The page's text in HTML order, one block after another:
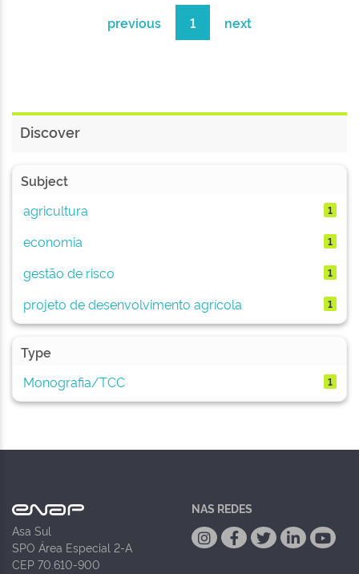
previous 1 next
Discover
Subject
agricultura
1
economia 1
gestão de risco 1
projeto de desenvolvimento agrícola 1
Type
Monografia/TCC
1
Asa Sul
SPO Área Especial 2-A
CEP 70.610-900
NAS REDES